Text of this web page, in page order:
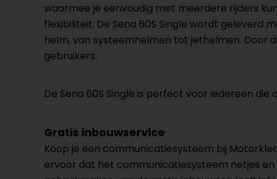
waarmee je eenvoudig met meerdere rijders
flexibiliteit. De Sena 60S Single wordt geleverd
helm, van systeemhelmen tot jethelmen. Door
gebruikers.
De Sena 60S Single is perfect voor iedereen
Gratis inbouwservice
Koop je een communicatiesysteem bij
ervoor dat het communicatiesysteem netjes